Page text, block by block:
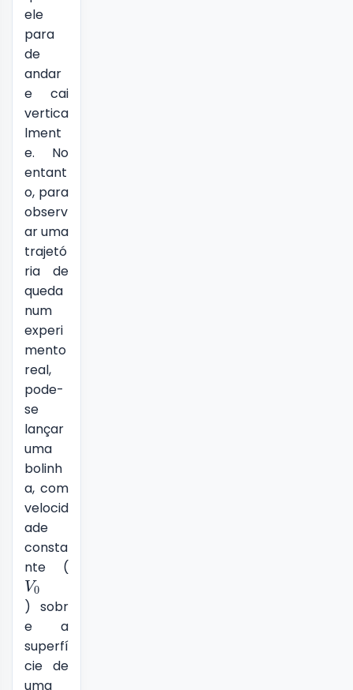
ele
para
de
andar
e cai
vertica
lment
e. No
entant
o, para
observ
ar uma
trajetó
ria de
queda
num
experi
mento
real,
pode-
se
lançar
uma
bolinh
a, com
velocid
ade
consta
nte (
V0
) sobr
e a
superfí
cie de
uma